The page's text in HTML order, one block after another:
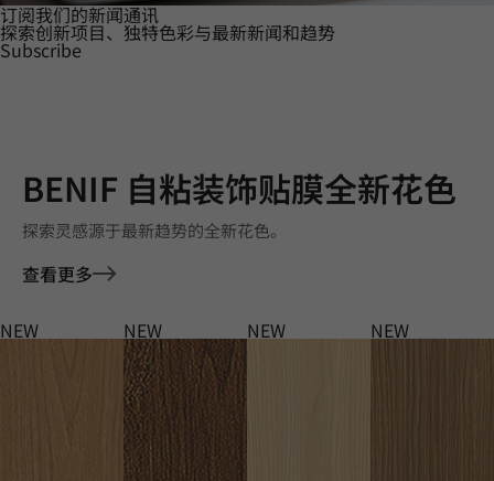
订阅我们的新闻通讯
探索创新项目、独特色彩与最新新闻和趋势
Subscribe
BENIF 自粘装饰贴膜全新花色
探索灵感源于最新趋势的全新花色。
查看更多
NEW NEW NEW NEW